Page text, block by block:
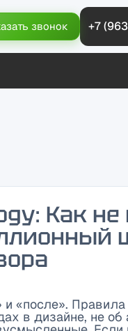
звонок +7
Как не
«после».
в дизайне, не об